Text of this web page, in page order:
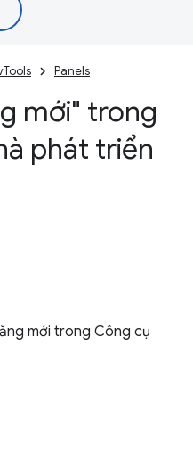
Panels
mới" trong
phát triển
mới trong Công cụ